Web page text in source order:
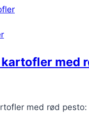
og
smag
med
med rød